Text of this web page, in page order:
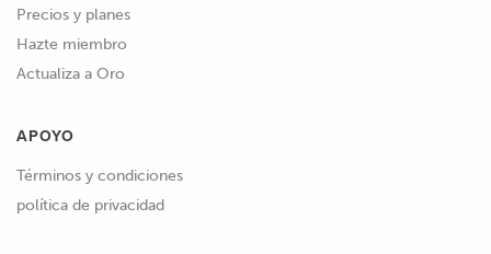
Precios y planes
Hazte miembro
Actualiza a Oro
APOYO
Términos y condiciones
política de privacidad